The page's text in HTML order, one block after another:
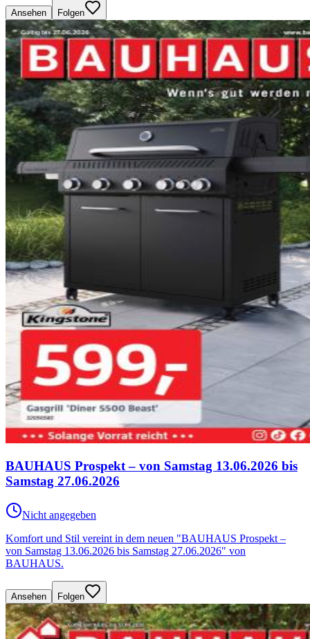
Ansehen Folgen
BAUHAUS Prospekt – von Samstag 13.06.2026 bis
Samstag 27.06.2026
Nicht angegeben
Komfort und Stil vereint in dem neuen "BAUHAUS Prospekt –
von Samstag 13.06.2026 bis Samstag 27.06.2026" von
BAUHAUS.
Ansehen Folgen